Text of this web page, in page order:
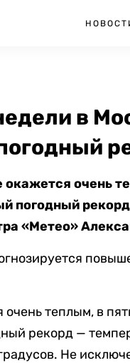
в
очень
погодный
«Метео»
теплым, в
рекорд —
Не